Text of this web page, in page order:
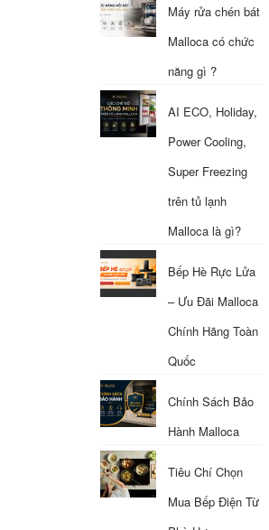
Máy rửa chén bát
Malloca có chức
năng gì ?
AI ECO, Holiday,
Power Cooling,
Super Freezing
trên tủ lạnh
Malloca là gì?
Bếp Hè Rực Lửa
– Ưu Đãi Malloca
Chính Hãng Toàn
Quốc
Chính Sách Bảo
Hành Malloca
Tiêu Chí Chọn
Mua Bếp Điện Từ